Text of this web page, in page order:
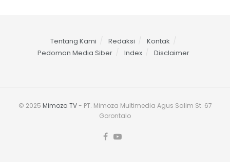
Tentang Kami Redaksi
Kontak
Pedoman Media Siber
Index Disclaimer
© 2025 Mimoza TV- PT. Mimoza Multimedia Agus Salim St. 67
Gorontalo